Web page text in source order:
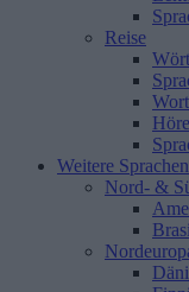
Reise
Weitere Sprachen
Nord- &